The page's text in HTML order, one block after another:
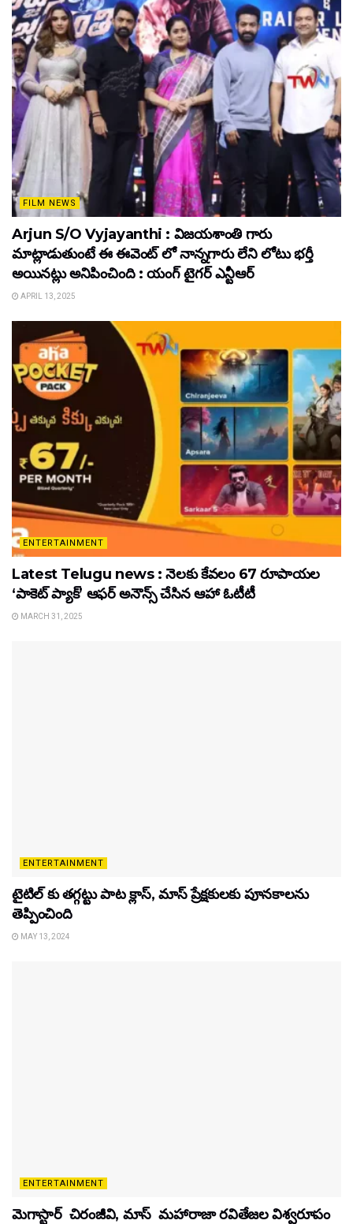
FILM NEWS
Arjun S/O Vyjayanthi : విజయశాంతి గారు
మాట్లాడుతుంటే ఈ ఈవెంట్ లో నాన్నగారు లేని లోటు భర్తీ
అయినట్లు అనిపించింది : యంగ్ టైగర్ ఎన్టీఆర్
APRIL 13, 2025
ENTERTAINMENT
Latest Telugu news : నెలకు కేవలం 67 రూపాయల
‘పాకెట్ ప్యాక్’ ఆఫర్ అనౌన్స్ చేసిన ఆహా ఓటీటీ
MARCH 31, 2025
ENTERTAINMENT
టైటిల్‌ కు తగ్గట్టు పాట క్లాస్, మాస్ ప్రేక్షకులకు పూనకాలను
తెప్పించింది
MAY 13, 2024
ENTERTAINMENT
మెగాస్టార్ చిరంజీవి, మాస్ మహారాజా రవితేజల విశ్వరూపం